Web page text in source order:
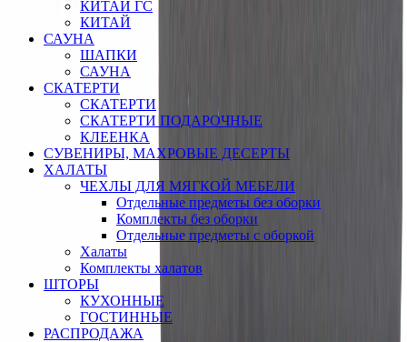
КИТАЙ ГС
КИТАЙ
САУНА
ШАПКИ
САУНА
СКАТЕРТИ
СКАТЕРТИ
СКАТЕРТИ ПОДАРОЧНЫЕ
КЛЕЕНКА
СУВЕНИРЫ, МАХРОВЫЕ ДЕСЕРТЫ
ХАЛАТЫ
ЧЕХЛЫ ДЛЯ МЯГКОЙ МЕБЕЛИ
Отдельные предметы без оборки
Комплекты без оборки
Отдельные предметы с оборкой
Халаты
Комплекты халатов
ШТОРЫ
КУХОННЫЕ
ГОСТИННЫЕ
РАСПРОДАЖА